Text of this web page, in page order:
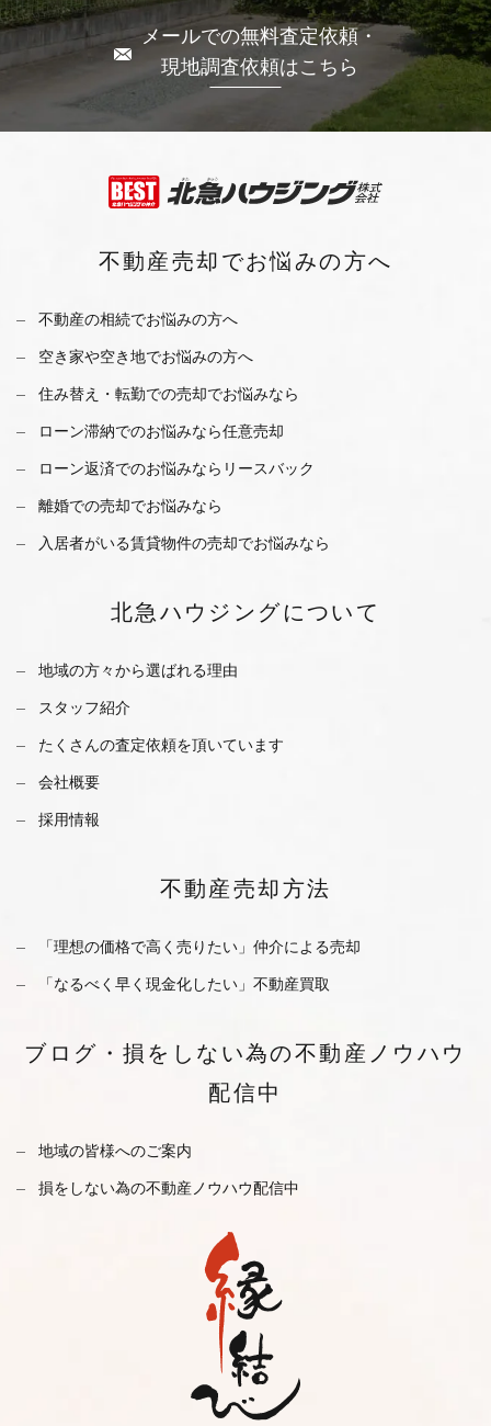
メールでの無料査定依頼・
現地調査依頼はこちら
不動産売却でお悩みの方へ
不動産の相続でお悩みの方へ
空き家や空き地でお悩みの方へ
住み替え・転勤での売却でお悩みなら
ローン滞納でのお悩みなら任意売却
ローン返済でのお悩みならリースバック
離婚での売却でお悩みなら
入居者がいる賃貸物件の売却でお悩みなら
北急ハウジングについて
地域の方々から選ばれる理由
スタッフ紹介
たくさんの査定依頼を頂いています
会社概要
採用情報
不動産売却方法
「理想の価格で高く売りたい」仲介による売却
「なるべく早く現金化したい」不動産買取
ブログ・ 損をしない為の不動産ノウハウ
配信中
地域の皆様へのご案内
損をしない為の不動産ノウハウ配信中